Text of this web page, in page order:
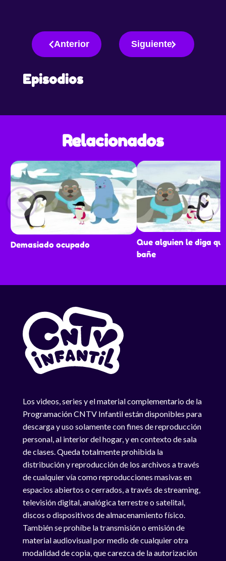
Anterior Siguiente
Episodios
Relacionados
Demasiado ocupado
Que alguien le diga
bañe
Los videos, series y el material complementario de la
Programación CNTV Infantil están disponibles para
descarga y uso solamente con fines de reproducción
personal, al interior del hogar, y en contexto de sala
de clases. Queda totalmente prohibida la
distribución y reproducción de los archivos a través
de cualquier vía como reproducciones masivas en
espacios abiertos o cerrados, a través de streaming,
televisión digital, analógica terrestre o satelital,
discos o dispositivos de almacenamiento físico.
También se prohíbe la transmisión o emisión de
material audiovisual por medio de cualquier otra
modalidad de copia, que carezca de la autorización